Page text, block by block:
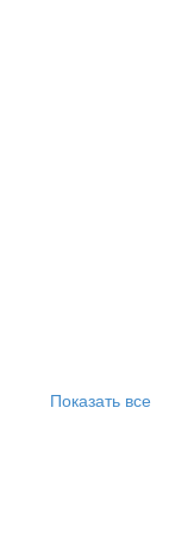
Показать все